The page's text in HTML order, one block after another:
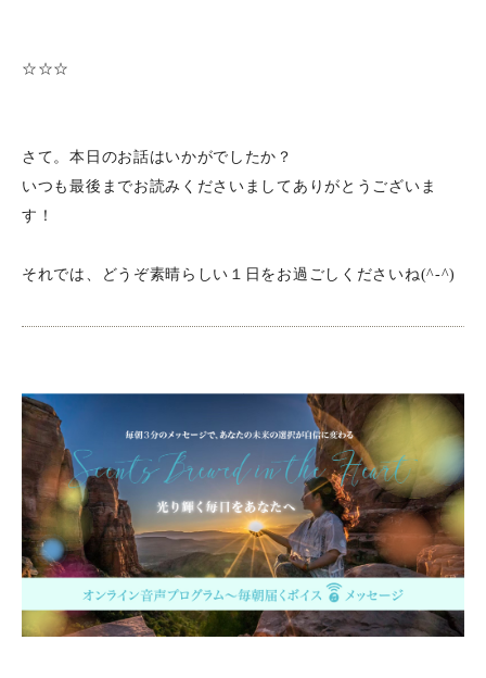
☆☆☆
さて。本日のお話はいかがでしたか？
いつも最後までお読みくださいましてありがとうございま
す！
それでは、どうぞ素晴らしい１日をお過ごしくださいね(^-^)